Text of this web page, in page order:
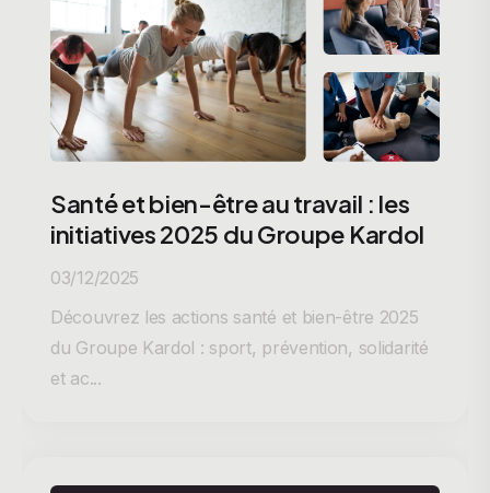
Santé et bien-être au travail : les
initiatives 2025 du Groupe Kardol
03/12/2025
Découvrez les actions santé et bien-être 2025
du Groupe Kardol : sport, prévention, solidarité
et ac...